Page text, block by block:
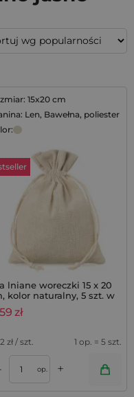
15x20 cm
Len, Bawełna, poliester
lniane woreczki 15 x 20
kolor naturalny, 5 szt. w
zł
zł / szt. 1 op. = 5 szt.
op. +